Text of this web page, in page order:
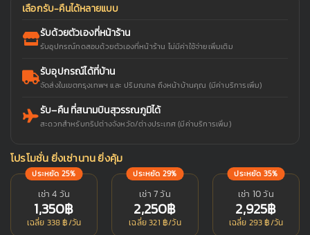
เลือกรับ-คืนได้หลายแบบ
รับด้วยตัวเองที่หน้าร้าน
รับอุปกรณ์ทดสอบด้วยตัวเองที่หน้าร้าน ไม่มีค่าใช้จ่ายเพิ่มเติม
รับอุปกรณ์ได้ที่บ้าน
จัดส่งในเขตกรุงเทพฯ และ ปริมณฑล ถึงหน้าบ้านคุณ (มีค่าบริการเพิ่ม)
รับ–คืน ที่สนามบินสุวรรณภูมิได้
สะดวกสำหรับทริปต่างจังหวัด/ต่างประเทศ (มีค่าบริการเพิ่ม)
โปรโมชั่น ยิ่งเช่านาน ยิ่งคุ้ม
ประหยัด 25%
เช่า 4 วัน
1,350฿
เฉลี่ย 338 ฿/วัน
ประหยัด 29%
เช่า 7 วัน
2,250฿
เฉลี่ย 321 ฿/วัน
ประหยัด 35%
เช่า 10 วัน
2,925฿
เฉลี่ย 293 ฿/วัน